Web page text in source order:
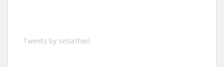
Tweets by setia1heri